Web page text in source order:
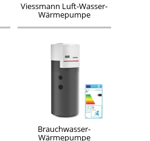
Viessmann Luft-Wasser-
Wärmepumpe
Brauchwasser-
Wärmepumpe